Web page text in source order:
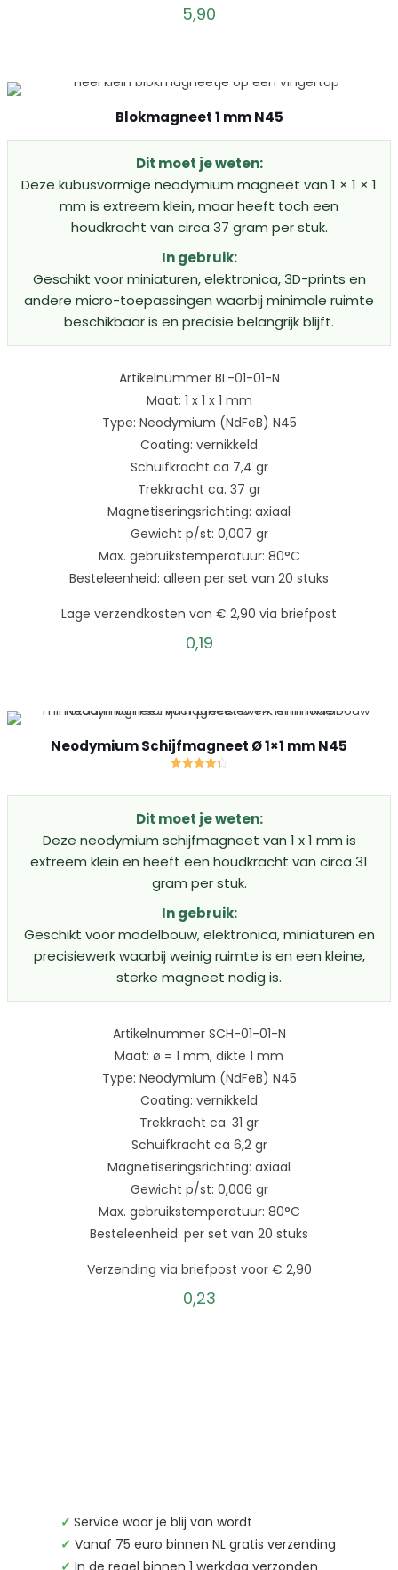
5,90
Blokmagneet 1 mm N45
Dit moet je weten:
Deze kubusvormige neodymium magneet van 1 × 1 × 1
mm is extreem klein, maar heeft toch een
houdkracht van circa 37 gram per stuk.
In gebruik:
Geschikt voor miniaturen, elektronica, 3D-prints en
andere micro-toepassingen waarbij minimale ruimte
beschikbaar is en precisie belangrijk blijft.
Artikelnummer BL-01-01-N
Maat: 1 x 1 x 1 mm
Type: Neodymium (NdFeB) N45
Coating: vernikkeld
Schuifkracht ca 7,4 gr
Trekkracht ca. 37 gr
Magnetiseringsrichting: axiaal
Gewicht p/st: 0,007 gr
Max. gebruikstemperatuur: 80°C
Besteleenheid: alleen per set van 20 stuks
Lage verzendkosten van € 2,90 via briefpost
0,19
Neodymium Schijfmagneet Ø 1×1 mm N45
uit 5
Dit moet je weten:
Deze neodymium schijfmagneet van 1 x 1 mm is
extreem klein en heeft een houdkracht van circa 31
gram per stuk.
In gebruik:
Geschikt voor modelbouw, elektronica, miniaturen en
precisiewerk waarbij weinig ruimte is en een kleine,
sterke magneet nodig is.
Artikelnummer SCH-01-01-N
Maat: ø = 1 mm, dikte 1 mm
Type: Neodymium (NdFeB) N45
Coating: vernikkeld
Trekkracht ca. 31 gr
Schuifkracht ca 6,2 gr
Magnetiseringsrichting: axiaal
Gewicht p/st: 0,006 gr
Max. gebruikstemperatuur: 80°C
Besteleenheid: per set van 20 stuks
Verzending via briefpost voor € 2,90
0,23
✓ Service waar je blij van wordt
✓ Vanaf 75 euro binnen NL gratis verzending